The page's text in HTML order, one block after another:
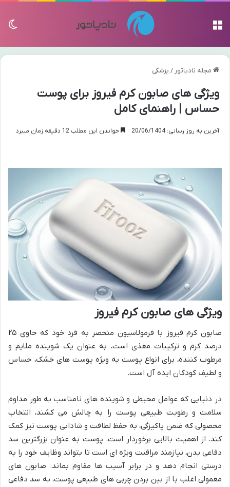
مجله نادیاتور / پزشکی
ویژگی های صابون کرم فیروز برای پوست
حساس | راهنمای کامل
آخرین به روز رسانی: 20/06/1404 خواندن این مطلب 12 دقیقه زمان میبرد
ویژگی های صابون کرم فیروز
صابون کرم فیروز با فرمولاسیون منحصر به فرد خود که حاوی ۲۵
درصد کرم و ترکیبات مغذی است، به عنوان یک شوینده ملایم و
مرطوب کننده، برای انواع پوست به ویژه پوست های خشک، حساس
و لطیف کودکان ایده آل است.
در دنیایی که عوامل محیطی و شوینده های نامناسب به طور مداوم
سلامت و رطوبت طبیعی پوست را به چالش می کشند، انتخاب
محصولی که ضمن پاکیزگی، به حفظ لطافت و شادابی پوست نیز کمک
کند، از اهمیت بالایی برخوردار است. پوست به عنوان بزرگترین سد
دفاعی بدن، نیازمند مراقبت ویژه ای است تا بتواند وظایف خود را به
درستی انجام دهد و در برابر آسیب ها مقاوم بماند. صابون های
معمولی اغلب با از بین بردن چربی های طبیعی پوست، به سد دفاعی